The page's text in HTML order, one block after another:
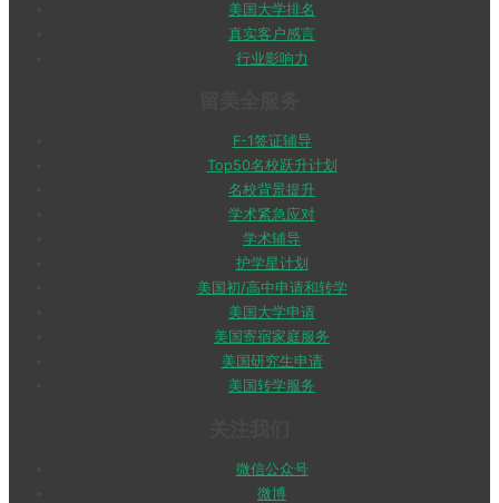
美国大学排名
真实客户感言
行业影响力
F-1签证辅导
Top50名校跃升计划
名校背景提升
学术紧急应对
学术辅导
护学星计划
美国初/高中申请和转学
美国大学申请
美国寄宿家庭服务
美国研究生申请
美国转学服务
微信公众号
微博